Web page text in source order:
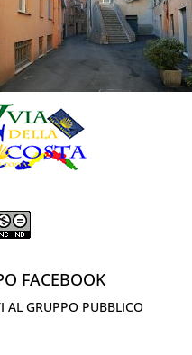
FACEBOOK
AL GRUPPO PUBBLICO